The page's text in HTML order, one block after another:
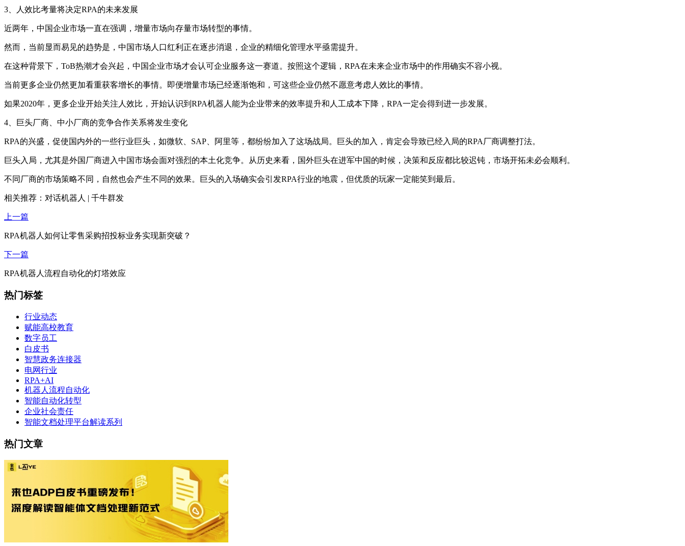
3、人效比考量将决定RPA的未来发展
近两年，中国企业市场一直在强调，增量市场向存量市场转型的事情。
然而，当前显而易见的趋势是，中国市场人口红利正在逐步消退，企业的精细化管理水平亟需提升。
在这种背景下，ToB热潮才会兴起，中国企业市场才会认可企业服务这一赛道。按照这个逻辑，RPA在未来企业市场中的作用确实不容小视。
当前更多企业仍然更加看重获客增长的事情。即便增量市场已经逐渐饱和，可这些企业仍然不愿意考虑人效比的事情。
如果2020年，更多企业开始关注人效比，开始认识到RPA机器人能为企业带来的效率提升和人工成本下降，RPA一定会得到进一步发展。
4、巨头厂商、中小厂商的竞争合作关系将发生变化
RPA的兴盛，促使国内外的一些行业巨头，如微软、SAP、阿里等，都纷纷加入了这场战局。巨头的加入，肯定会导致已经入局的RPA厂商调整打法。
巨头入局，尤其是外国厂商进入中国市场会面对强烈的本土化竞争。从历史来看，国外巨头在进军中国的时候，决策和反应都比较迟钝，市场开拓未必会顺利。
不同厂商的市场策略不同，自然也会产生不同的效果。巨头的入场确实会引发RPA行业的地震，但优质的玩家一定能笑到最后。
相关推荐：对话机器人 | 千牛群发
上一篇
RPA机器人如何让零售采购招投标业务实现新突破？
下一篇
RPA机器人流程自动化的灯塔效应
热门标签
行业动态
赋能高校教育
数字员工
白皮书
智慧政务连接器
电网行业
RPA+AI
机器人流程自动化
智能自动化转型
企业社会责任
智能文档处理平台解读系列
热门文章